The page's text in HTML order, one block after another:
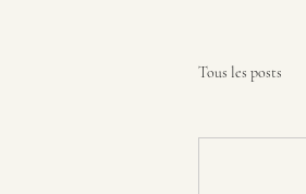
Tous les posts